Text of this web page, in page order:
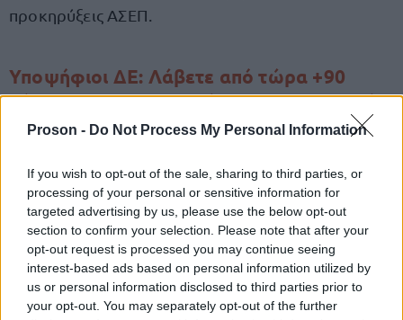
Proson - Do Not Process My Personal Information
If you wish to opt-out of the sale, sharing to third parties, or
processing of your personal or sensitive information for
targeted advertising by us, please use the below opt-out
section to confirm your selection. Please note that after your
opt-out request is processed you may continue seeing
interest-based ads based on personal information utilized by
us or personal information disclosed to third parties prior to
your opt-out. You may separately opt-out of the further
προκηρύξεις ΑΣΕΠ.
Υποψήφιοι ΔΕ: Λάβετε από τώρα +90
μόρια για να εξασφαλίσετε τον διορισμό
σας
Όπως φαίνεται αναλυτικά παραπάνω, η γνώση της
ξένης γλώσσας μπορεί να εξασφαλίσει στους
υποψήφιους έως και +90 μόρια και να τους
«εκτινάξει» στην κατάταξη τους. Εάν λοιπόν δεν
κατέχετε πιστοποίηση ξένης γλώσσας μπορείτε
τώρα πολύ εύκολα να λάβετε πολύ εύκολα